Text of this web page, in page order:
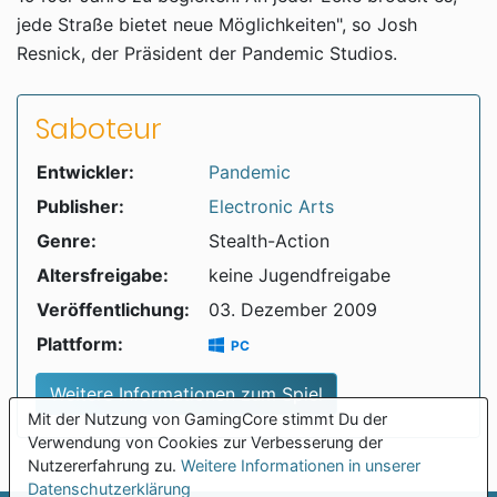
Mit der Nutzung von GamingCore stimmt Du der
Verwendung von Cookies zur Verbesserung der
Nutzererfahrung zu. Weitere Informationen in unserer
Datenschutzerklärung
jede Straße bietet neue Möglichkeiten", so Josh
Resnick, der Präsident der Pandemic Studios.
Saboteur
Entwickler:
Pandemic
Publisher:
Electronic Arts
Genre:
Stealth-Action
Altersfreigabe:
keine Jugendfreigabe
Veröffentlichung:
03. Dezember 2009
Plattform:
PC
Weitere Informationen zum Spiel